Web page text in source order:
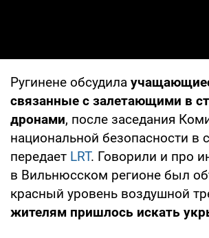
Ругинене обсудила
связанные с залетающими в
дронами, после заседания
национальной безопасности в
передает LRT. Говорили и про
в Вильнюсском регионе был
красный уровень воздушной
жителям пришлось искать